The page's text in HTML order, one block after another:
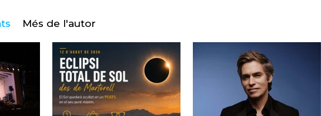
Més de l'autor